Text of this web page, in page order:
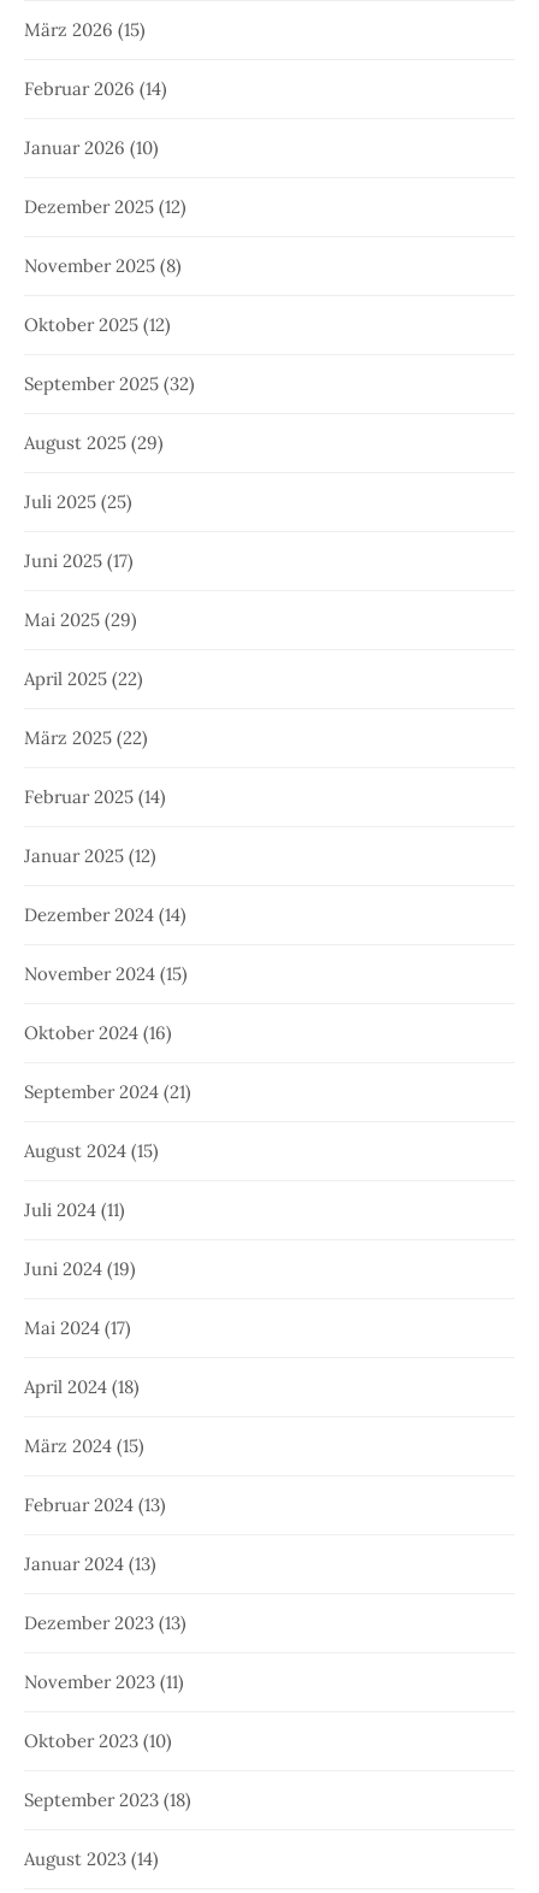
März 2026 (15)
Februar 2026 (14)
Januar 2026 (10)
Dezember 2025 (12)
November 2025 (8)
Oktober 2025 (12)
September 2025 (32)
August 2025 (29)
Juli 2025 (25)
Juni 2025 (17)
Mai 2025 (29)
April 2025 (22)
März 2025 (22)
Februar 2025 (14)
Januar 2025 (12)
Dezember 2024 (14)
November 2024 (15)
Oktober 2024 (16)
September 2024 (21)
August 2024 (15)
Juli 2024 (11)
Juni 2024 (19)
Mai 2024 (17)
April 2024 (18)
März 2024 (15)
Februar 2024 (13)
Januar 2024 (13)
Dezember 2023 (13)
November 2023 (11)
Oktober 2023 (10)
September 2023 (18)
August 2023 (14)